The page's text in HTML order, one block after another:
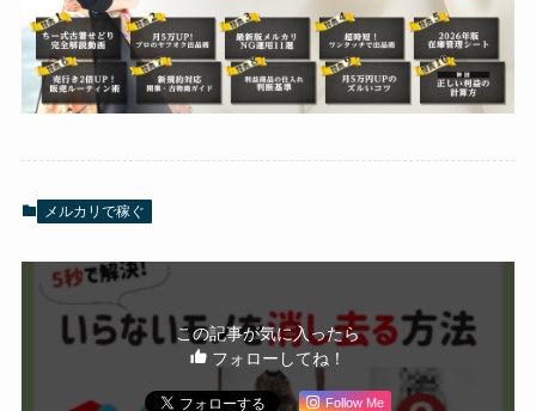
メルカリで稼ぐ
この記事が気に入ったら
フォローしてね！
Follow Me